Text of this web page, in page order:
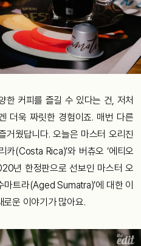
한 커피를 즐길 수 있다는 건, 저처
더욱 짜릿한 경험이죠. 매번 다른
거웠답니다. 오늘은 마스터 오리진
카(Costa Rica)’와 버츄오 ‘에티오
년 한정판으로 선보인 마스터 오
마트라(Aged Sumatra)’에 대한 이
로운 이야기가 많아요.